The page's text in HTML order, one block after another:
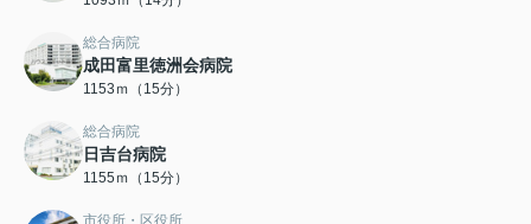
総合病院
成田富里徳洲会病院
1153ｍ（15分）
総合病院
日吉台病院
1155ｍ（15分）